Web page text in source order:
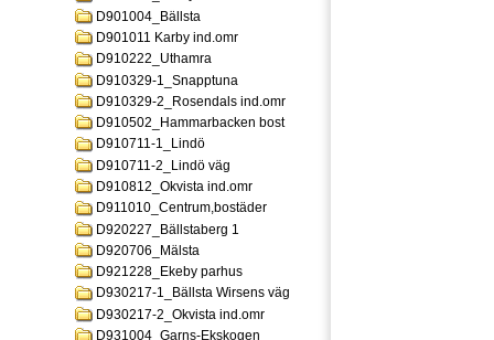
D901004_Bällsta
D901011 Karby ind.omr
D910222_Uthamra
D910329-1_Snapptuna
D910329-2_Rosendals ind.omr
D910502_Hammarbacken bost
D910711-1_Lindö
D910711-2_Lindö väg
D910812_Okvista ind.omr
D911010_Centrum,bostäder
D920227_Bällstaberg 1
D920706_Mälsta
D921228_Ekeby parhus
D930217-1_Bällsta Wirsens väg
D930217-2_Okvista ind.omr
D931004_Garns-Ekskogen